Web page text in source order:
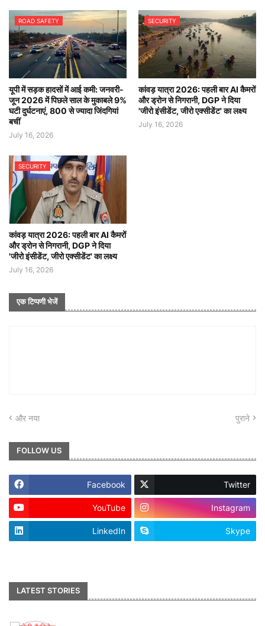
ROAD SAFETY
यूपी में सड़क हादसों में आई कमी: जनवरी-
जून 2026 में पिछले साल के मुकाबले 9%
घटी दुर्घटनाएं, 800 से ज्यादा जिंदगियां
बचीं
July 16, 2026
SECURITY
कांवड़ यात्रा 2026: पहली बार AI कैमरों
और ड्रोन से निगरानी, DGP ने दिया
'जीरो इंसीडेंट, जीरो एक्सीडेंट' का लक्ष्य
July 16, 2026
SECURITY
कांवड़ यात्रा 2026: पहली बार AI कैमरों
और ड्रोन से निगरानी, DGP ने दिया
'जीरो इंसीडेंट, जीरो एक्सीडेंट' का लक्ष्य
July 16, 2026
एक टिप्पणी भेजें
और नया पुराने
FOLLOW US
Facebook Twitter
YouTube Instagram
LinkedIn Skype
LATEST STORIES